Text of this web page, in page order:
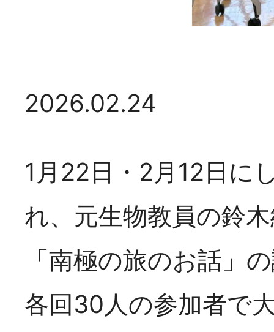
2026年07月14日
「たより58号」
2026.02.24
1月22日・2月12日に
れ、元生物教員の鈴
「南極の旅のお話」
各回30人の参加者で